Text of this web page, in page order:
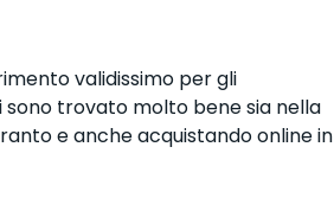
validissimo per gli
sono trovato molto bene sia nella
e anche acquistando online in